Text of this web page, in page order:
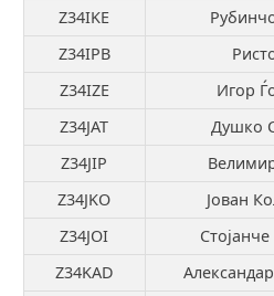
Z34IKE
Z34IPB
Z34IZE
Игор
Z34JAT
Душко
Z34JIP
Z34JKO
Јован
Z34JOI
Z34KAD